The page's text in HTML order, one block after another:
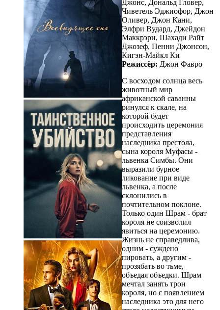
Джонс, Дональд Гловер,
Чиветель Эджиофор, Джон
Оливер, Джон Кани,
Элфри Вудард, Джейдон
Маккрэри, Шахади Райт
Джозеф, Пенни Джонсон,
Кигэн-Майкл Ки
Режиссёр: Джон Фавро
С восходом солнца весь
животный мир
африканской саванны
ринулся к скале, на
которой будет
происходить церемония
представления
наследника престола,
сына короля Муфасы -
львенка Симбы. Они
выразили бурное
ликование при виде
львенка, а после
склонились в
почтительном поклоне.
Только один Шрам - брат
короля не соизволил
явиться на церемонию.
Жизнь не справедлива,
одним - суждено
пировать, а другим -
прозябать во тьме,
объедая объедки. Шрам
мечтал занять трон
короля, но с появлением
наследника это для него